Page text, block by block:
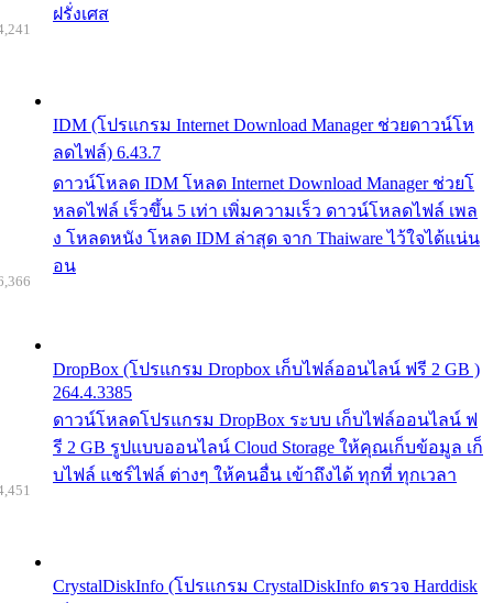
ฝรั่งเศส
IDM (โปรแกรม Internet Download Manager ช่วยดาวน์โห
ลดไฟล์) 6.43.7
ดาวน์โหลด IDM โหลด Internet Download Manager ช่วยโ
หลดไฟล์ เร็วขึ้น 5 เท่า เพิ่มความเร็ว ดาวน์โหลดไฟล์ เพล
ง โหลดหนัง โหลด IDM ล่าสุด จาก Thaiware ไว้ใจได้แน่น
อน
DropBox (โปรแกรม Dropbox เก็บไฟล์ออนไลน์ ฟรี 2 GB )
264.4.3385
ดาวน์โหลดโปรแกรม DropBox ระบบ เก็บไฟล์ออนไลน์ ฟ
รี 2 GB รูปแบบออนไลน์ Cloud Storage ให้คุณเก็บข้อมูล เก็
บไฟล์ แชร์ไฟล์ ต่างๆ ให้คนอื่น เข้าถึงได้ ทุกที่ ทุกเวลา
CrystalDiskInfo (โปรแกรม CrystalDiskInfo ตรวจ Harddisk